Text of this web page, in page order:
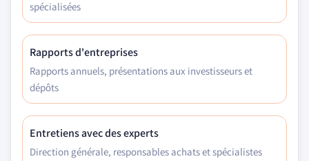
spécialisées
Rapports d'entreprises
Rapports annuels, présentations aux investisseurs et
dépôts
Entretiens avec des experts
Direction générale, responsables achats et spécialistes